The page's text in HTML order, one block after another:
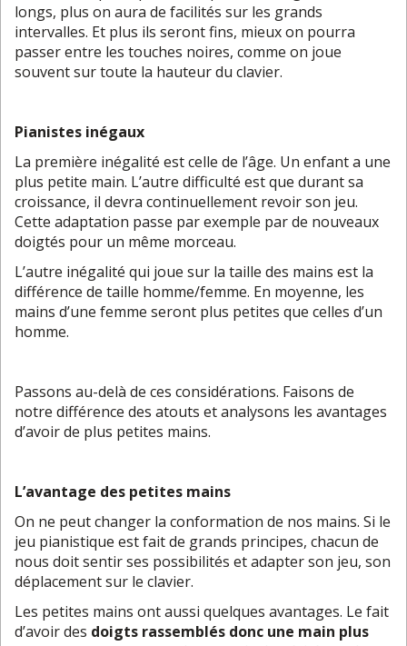
longs, plus on aura de facilités sur les grands
intervalles. Et plus ils seront fins, mieux on pourra
passer entre les touches noires, comme on joue
souvent sur toute la hauteur du clavier.
Pianistes inégaux
La première inégalité est celle de l’âge. Un enfant a une
plus petite main. L’autre difficulté est que durant sa
croissance, il devra continuellement revoir son jeu.
Cette adaptation passe par exemple par de nouveaux
doigtés pour un même morceau.
L’autre inégalité qui joue sur la taille des mains est la
différence de taille homme/femme. En moyenne, les
mains d’une femme seront plus petites que celles d’un
homme.
Passons au-delà de ces considérations. Faisons de
notre différence des atouts et analysons les avantages
d’avoir de plus petites mains.
L’avantage des petites mains
On ne peut changer la conformation de nos mains. Si le
jeu pianistique est fait de grands principes, chacun de
nous doit sentir ses possibilités et adapter son jeu, son
déplacement sur le clavier.
Les petites mains ont aussi quelques avantages. Le fait
d’avoir des doigts rassemblés donc une main plus